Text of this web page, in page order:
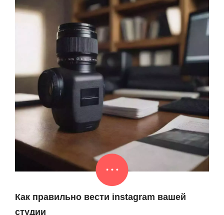
Как правильно вести instagram вашей
студии